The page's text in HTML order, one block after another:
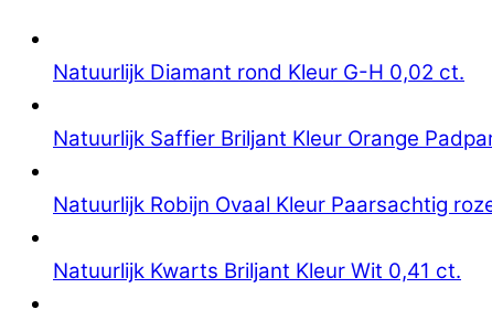
Natuurlijk Diamant rond Kleur G-H 0,02 ct.
Natuurlijk Saffier Briljant Kleur Orange
Natuurlijk Robijn Ovaal Kleur Paarsachtig
Natuurlijk Kwarts Briljant Kleur Wit 0,41 ct.